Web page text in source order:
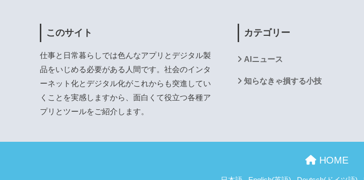
このサイト
仕事と日常暮らしでは色んなアプリとデジタル製
品をいじめる必要がある人間です。社会のインタ
ーネット化とデジタル化がこれからも突進してい
くことを実感しますから、面白くて役立つ各種ア
プリとツールをご紹介します。
カテゴリー
AIニュース
知らなきゃ損する小技
HOME